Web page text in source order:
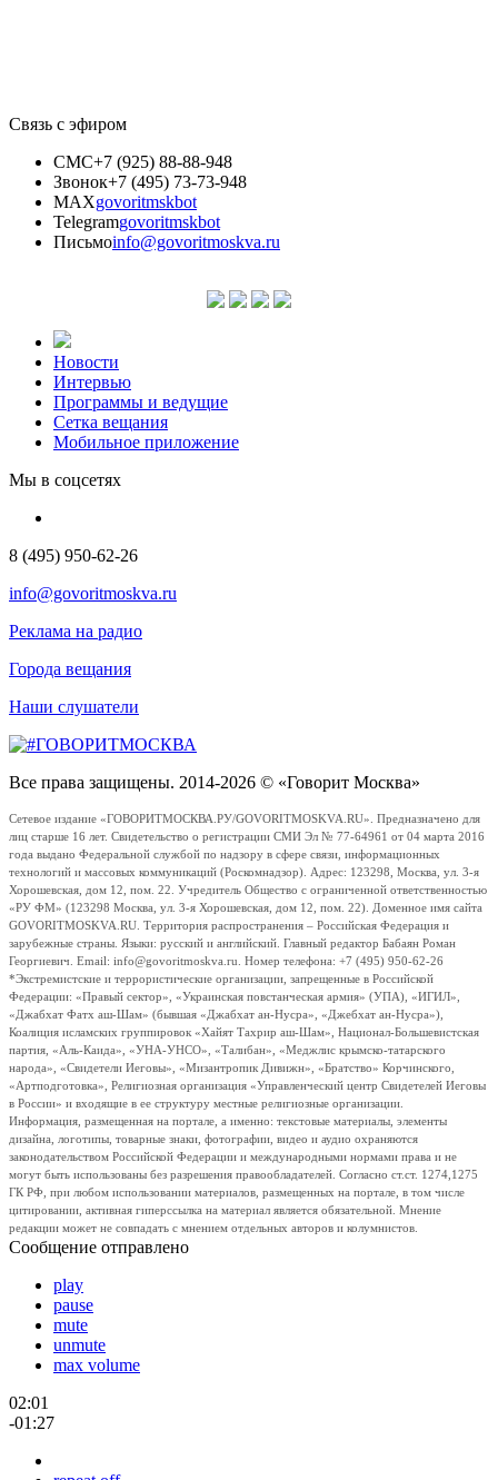
Связь с эфиром
СМС+7 (925) 88-88-948
Звонок+7 (495) 73-73-948
MAXgovoritmskbot
Telegramgovoritmskbot
Письмоinfo@govoritmoskva.ru
Новости
Интервью
Программы и ведущие
Сетка вещания
Мобильное приложение
Мы в соцсетях
8 (495) 950-62-26
info@govoritmoskva.ru
Реклама на радио
Города вещания
Наши слушатели
Все права защищены. 2014-2026 © «Говорит Москва»
Сетевое издание «ГОВОРИТМОСКВА.РУ/GOVORITMOSKVA.RU». Предназначено для
лиц старше 16 лет. Свидетельство о регистрации СМИ Эл № 77-64961 от 04 марта 2016
года выдано Федеральной службой по надзору в сфере связи, информационных
технологий и массовых коммуникаций (Роскомнадзор). Адрес: 123298, Москва, ул. 3-я
Хорошевская, дом 12, пом. 22. Учредитель Общество с ограниченной ответственностью
«РУ ФМ» (123298 Москва, ул. 3-я Хорошевская, дом 12, пом. 22). Доменное имя сайта
GOVORITMOSKVA.RU. Территория распространения – Российская Федерация и
зарубежные страны. Языки: русский и английский. Главный редактор Бабаян Роман
Георгиевич. Email: info@govoritmoskva.ru. Номер телефона: +7 (495) 950-62-26
*Экстремистские и террористические организации, запрещенные в Российской
Федерации: «Правый сектор», «Украинская повстанческая армия» (УПА), «ИГИЛ»,
«Джабхат Фатх аш-Шам» (бывшая «Джабхат ан-Нусра», «Джебхат ан-Нусра»),
Коалиция исламских группировок «Хайят Тахрир аш-Шам», Национал-Большевистская
партия, «Аль-Каида», «УНА-УНСО», «Талибан», «Меджлис крымско-татарского
народа», «Свидетели Иеговы», «Мизантропик Дивижн», «Братство» Корчинского,
«Артподготовка», Религиозная организация «Управленческий центр Свидетелей Иеговы
в России» и входящие в ее структуру местные религиозные организации.
Информация, размещенная на портале, а именно: текстовые материалы, элементы
дизайна, логотипы, товарные знаки, фотографии, видео и аудио охраняются
законодательством Российской Федерации и международными нормами права и не
могут быть использованы без разрешения правообладателей. Согласно ст.ст. 1274,1275
ГК РФ, при любом использовании материалов, размещенных на портале, в том числе
цитировании, активная гиперссылка на материал является обязательной. Мнение
редакции может не совпадать с мнением отдельных авторов и колумнистов.
Сообщение отправлено
play
pause
mute
unmute
max volume
02:01
-01:27